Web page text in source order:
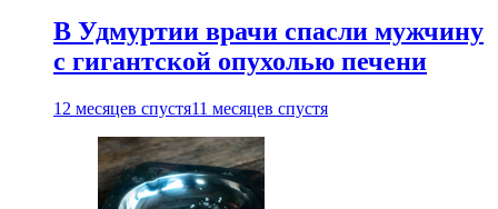
В Удмуртии врачи спасли мужчину
с гигантской опухолью печени
12 месяцев спустя11 месяцев спустя